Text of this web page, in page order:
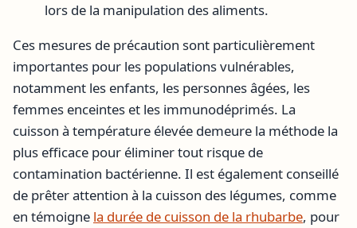
lors de la manipulation des aliments.
Ces mesures de précaution sont particulièrement
importantes pour les populations vulnérables,
notamment les enfants, les personnes âgées, les
femmes enceintes et les immunodéprimés. La
cuisson à température élevée demeure la méthode la
plus efficace pour éliminer tout risque de
contamination bactérienne. Il est également conseillé
de prêter attention à la cuisson des légumes, comme
en témoigne la durée de cuisson de la rhubarbe, pour